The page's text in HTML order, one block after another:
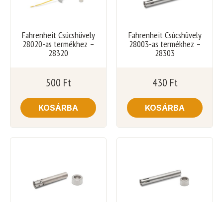
Fahrenheit Csúcshüvely
28020-as termékhez –
28320
500 Ft
KOSÁRBA
Fahrenheit Csúcshüvely
28003-as termékhez –
28303
430 Ft
KOSÁRBA